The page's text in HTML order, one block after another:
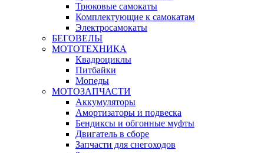
Трюковые самокаты
Комплектующие к самокатам
Электросамокаты
БЕГОВЕЛЫ
МОТОТЕХНИКА
Квадроциклы
Питбайки
Мопеды
МОТОЗАПЧАСТИ
Аккумуляторы
Амортизаторы и подвеска
Бендиксы и обгонные муфты
Двигатель в сборе
Запчасти для снегоходов